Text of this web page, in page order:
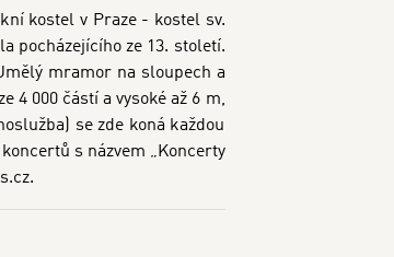
kostel v Praze - kostel sv.
pocházejícího ze 13. století.
mramor na sloupech a
4 000 částí a vysoké až 6 m,
se zde koná každou
s názvem „Koncerty